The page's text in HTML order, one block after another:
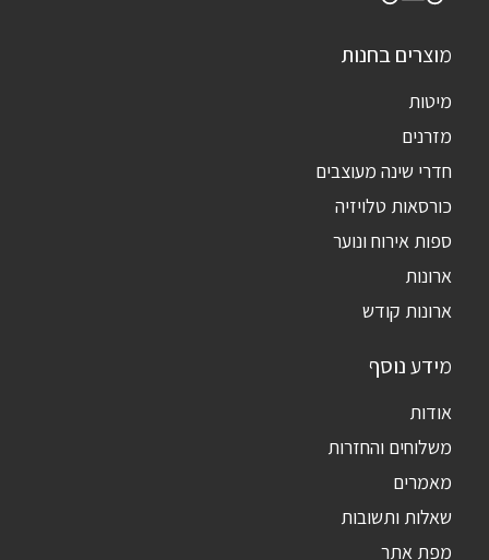
מוצרים בחנות
מיטות
מזרנים
חדרי שינה מעוצבים
כורסאות טלויזיה
ספות אירוח ונוער
ארונות
ארונות קודש
מידע נוסף
אודות
משלוחים והחזרות
מאמרים
שאלות ותשובות
מפת אתר